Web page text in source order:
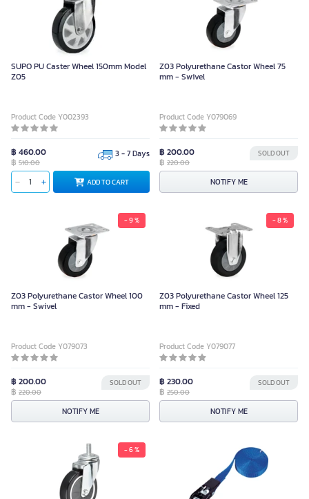
SUPO PU Caster Wheel 150mm Model
Z05
Product Code Y002393
฿ 460.00
฿ 510.00
3 - 7 Days
ADD TO CART
Z03 Polyurethane Castor Wheel 75
mm - Swivel
Product Code Y079069
฿ 200.00
฿ 220.00
SOLD OUT
NOTIFY ME
- 9 %
Z03 Polyurethane Castor Wheel 100
mm - Swivel
Product Code Y079073
฿ 200.00
฿ 220.00
SOLD OUT
NOTIFY ME
- 8 %
Z03 Polyurethane Castor Wheel 125
mm - Fixed
Product Code Y079077
฿ 230.00
฿ 250.00
SOLD OUT
NOTIFY ME
- 6 %